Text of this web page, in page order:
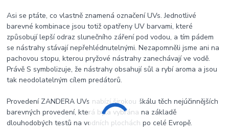
Asi se ptáte, co vlastně znamená označení UVs. Jednotlivé
barevné kombinace jsou totiž opatřeny UV barvami, které
způsobují lepší odraz slunečního záření pod vodou, a tím pádem
se nástrahy stávají nepřehlédnutelnými. Nezapomněli jsme ani na
pachovou stopu, kterou pryžové nástrahy zanechávají ve vodě.
Právě S symbolizuje, že nástrahy obsahují sůl a rybí aroma a jsou
tak neodolatelným cílem predátorů.
Provedení ZANDERA UVs nabízí širokou škálu těch nejúčinnějších
barevných provedení, která byla vybrána na základě
dlouhodobých testů na vodních plochách po celé Evropě.